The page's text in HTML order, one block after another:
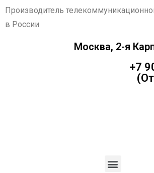
Производитель
в России
Москва, 2-я
+7